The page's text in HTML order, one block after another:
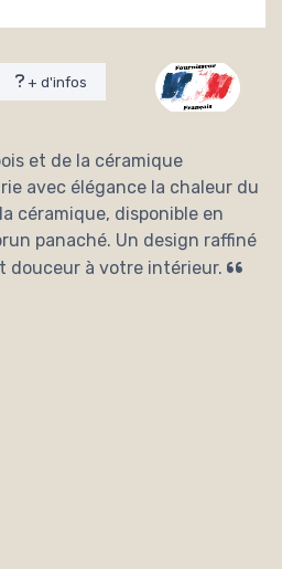
+ d'infos
et de la céramique
avec élégance la chaleur du
céramique, disponible en
panaché. Un design raffiné
douceur à votre intérieur.